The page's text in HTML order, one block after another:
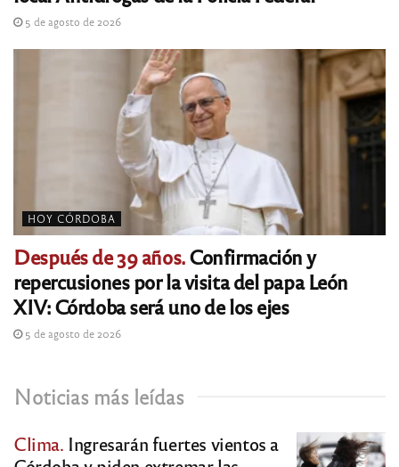
5 de agosto de 2026
HOY CÓRDOBA
Después de 39 años.Confirmación y
repercusiones por la visita del papa León
XIV: Córdoba será uno de los ejes
5 de agosto de 2026
Noticias más leídas
Clima. Ingresarán fuertes vientos a